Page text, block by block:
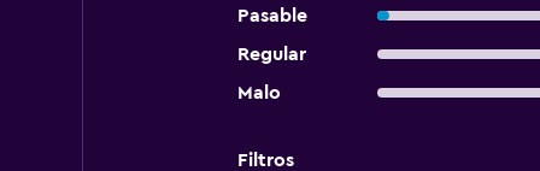
Pasable
Regular
Malo
Filtros